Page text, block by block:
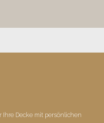
Ihre Decke mit persönlichen